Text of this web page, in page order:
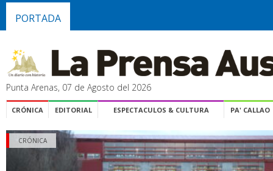
PORTADA
Punta Arenas, 07 de Agosto del 2026
CRÓNICA EDITORIAL ESPECTACULOS & CULTURA PA' CALLAO
CRÓNICA